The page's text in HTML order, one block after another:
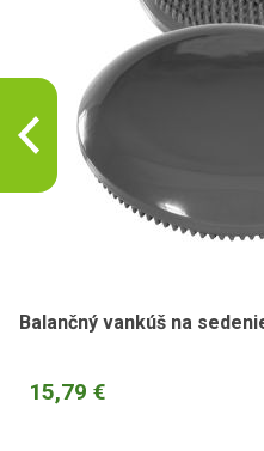
Balančný vankúš na
15,79 €